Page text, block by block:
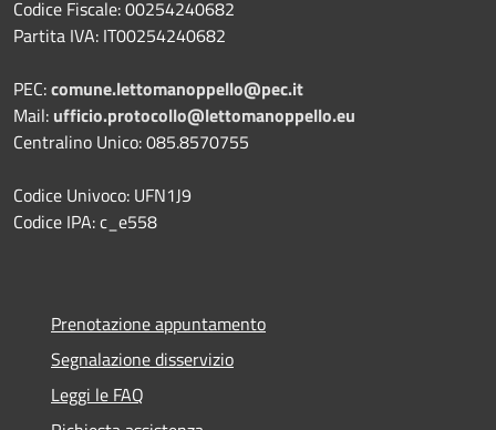
Codice Fiscale: 00254240682
Partita IVA: IT00254240682
PEC:comune.lettomanoppello@pec.it
Mail: ufficio.protocollo@lettomanoppello.eu
Centralino Unico: 085.8570755
Codice Univoco: UFN1J9
Codice IPA: c_e558
Prenotazione appuntamento
Segnalazione disservizio
Leggi le FAQ